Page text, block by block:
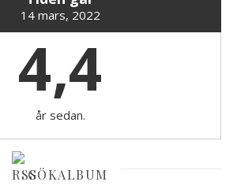
14 mars, 2022
4,4
år sedan.
GÖKALBUM